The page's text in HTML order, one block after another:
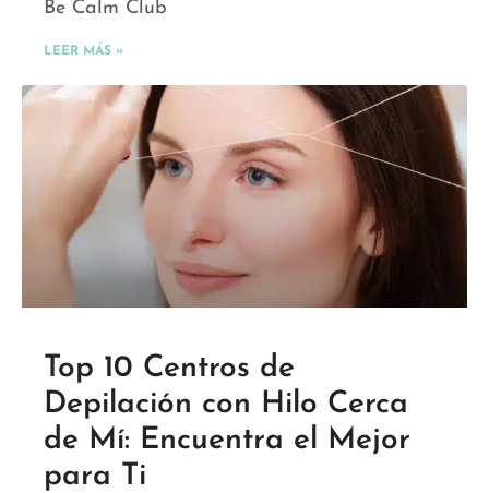
Be Calm Club
LEER MÁS »
Top 10 Centros de
Depilación con Hilo Cerca
de Mí: Encuentra el Mejor
para Ti